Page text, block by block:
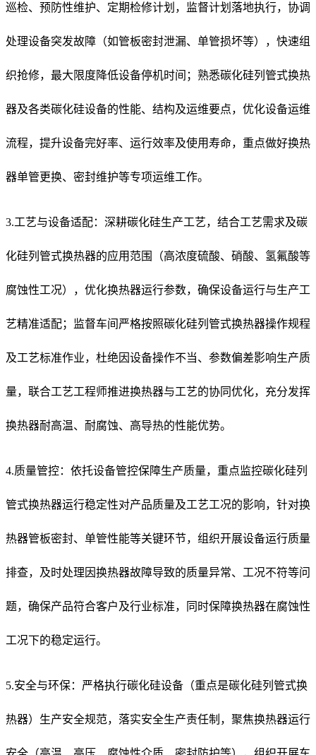
巡检、预防性维护、定期检修计划，监督计划落地执行，协调
处理设备突发故障（如管板密封泄漏、单管损坏等），快速组
织抢修，最大限度降低设备停机时间；熟悉碳化硅列管式换热
器及各类碳化硅设备的性能、结构及运维要点，优化设备运维
流程，提升设备完好率、运行效率及使用寿命，重点做好换热
器单管更换、密封维护等专项运维工作。
3.工艺与设备适配：深耕碳化硅生产工艺，结合工艺需求及碳
化硅列管式换热器的应用范围（高浓度硫酸、硝酸、氢氟酸等
腐蚀性工况），优化换热器运行参数，确保设备运行与生产工
艺精准适配；监督车间严格按照碳化硅列管式换热器操作规程
及工艺标准作业，杜绝因设备操作不当、参数偏差影响生产质
量，联合工艺工程师推进换热器与工艺的协同优化，充分发挥
换热器耐高温、耐腐蚀、高导热的性能优势。
4.质量管控：依托设备管控保障生产质量，重点监控碳化硅列
管式换热器运行稳定性对产品质量及工艺工况的影响，针对换
热器管板密封、单管性能等关键环节，组织开展设备运行质量
排查，及时处理因换热器故障导致的质量异常、工况不符等问
题，确保产品符合客户及行业标准，同时保障换热器在腐蚀性
工况下的稳定运行。
5.安全与环保：严格执行碳化硅设备（重点是碳化硅列管式换
热器）生产安全规范，落实安全生产责任制，聚焦换热器运行